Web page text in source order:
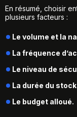
En résumé, choisir
plusieurs facteurs :
Le volume et la
La fréquence
Le niveau de
La durée du
Le budget alloué.